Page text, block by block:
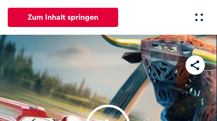
Zum Inhalt springen
Alle Erlebnisse Seiten
News
Alle anzeigen